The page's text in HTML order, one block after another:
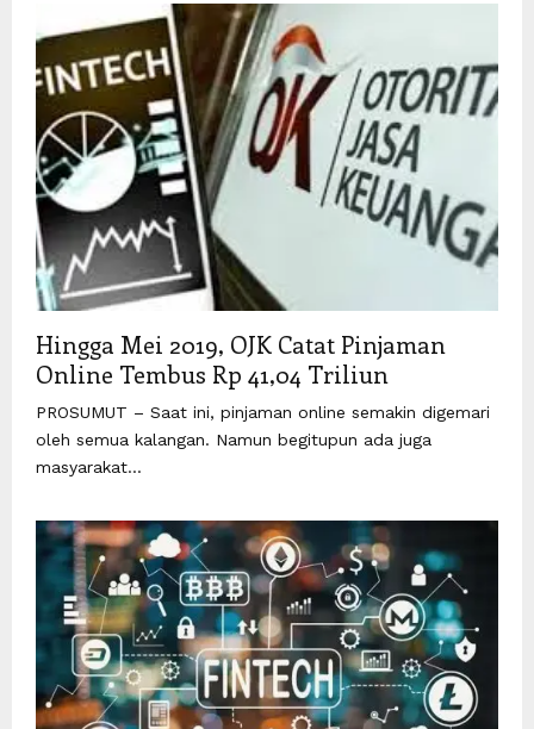
Hingga Mei 2019, OJK Catat Pinjaman
Online Tembus Rp 41,04 Triliun
PROSUMUT – Saat ini, pinjaman online semakin digemari
oleh semua kalangan. Namun begitupun ada juga
masyarakat...